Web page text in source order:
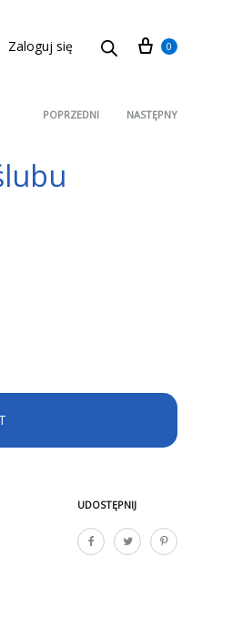
Zaloguj się Cart
0
Product
navigation
POPRZEDNI NASTĘPNY
UDOSTĘPNIJ